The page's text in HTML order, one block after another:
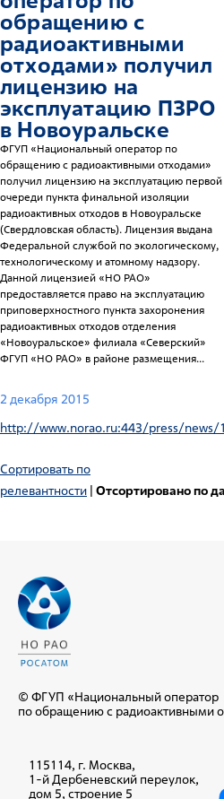
обращению с
радиоактивными
отходами» получил
лицензию на
эксплуатацию ПЗРО
в Новоуральске
ФГУП «Национальный оператор по
обращению с радиоактивными отходами»
получил лицензию на эксплуатацию первой
очереди пункта финальной изоляции
радиоактивных отходов в Новоуральске
(Свердловская область). Лицензия выдана
Федеральной службой по экологическому,
технологическому и атомному надзору.
Данной лицензией «НО РАО»
предоставляется право на эксплуатацию
приповерхностного пункта захоронения
радиоактивных отходов отделения
«Новоуральское» филиала «Северский»
ФГУП «НО РАО» в районе размещения...
2 декабря 2015
http://www.norao.ru:443/press/news/
Сортировать по
релевантности | Отсортировано по
© ФГУП «Национальный оператор
по обращению с радиоактивными
115114, г. Москва,
1-й Дербеневский переулок,
дом 5, строение 5